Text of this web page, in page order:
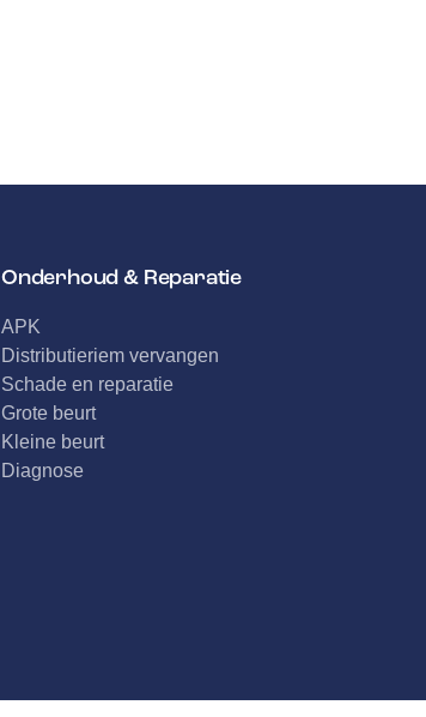
Onderhoud & Reparatie
APK
Distributieriem vervangen
Schade en reparatie
Grote beurt
Kleine beurt
Diagnose